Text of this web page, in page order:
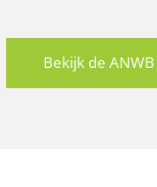
Bekijk de